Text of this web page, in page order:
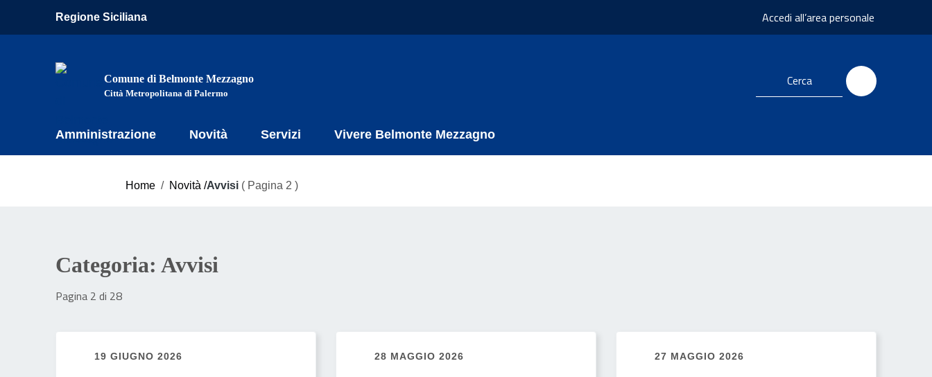
Vai al menu di navigazione
Regione Siciliana Accedi all’area personale
Comune di Belmonte Mezzagno
Città Metropolitana di Palermo
Amministrazione Novità Servizi Vivere Belmonte Mezzagno
Home / Novità /Avvisi ( Pagina 2 )
Categoria: Avvisi
Pagina 2 di 28
19 GIUGNO 2026 28 MAGGIO 2026 27 MAGGIO 2026